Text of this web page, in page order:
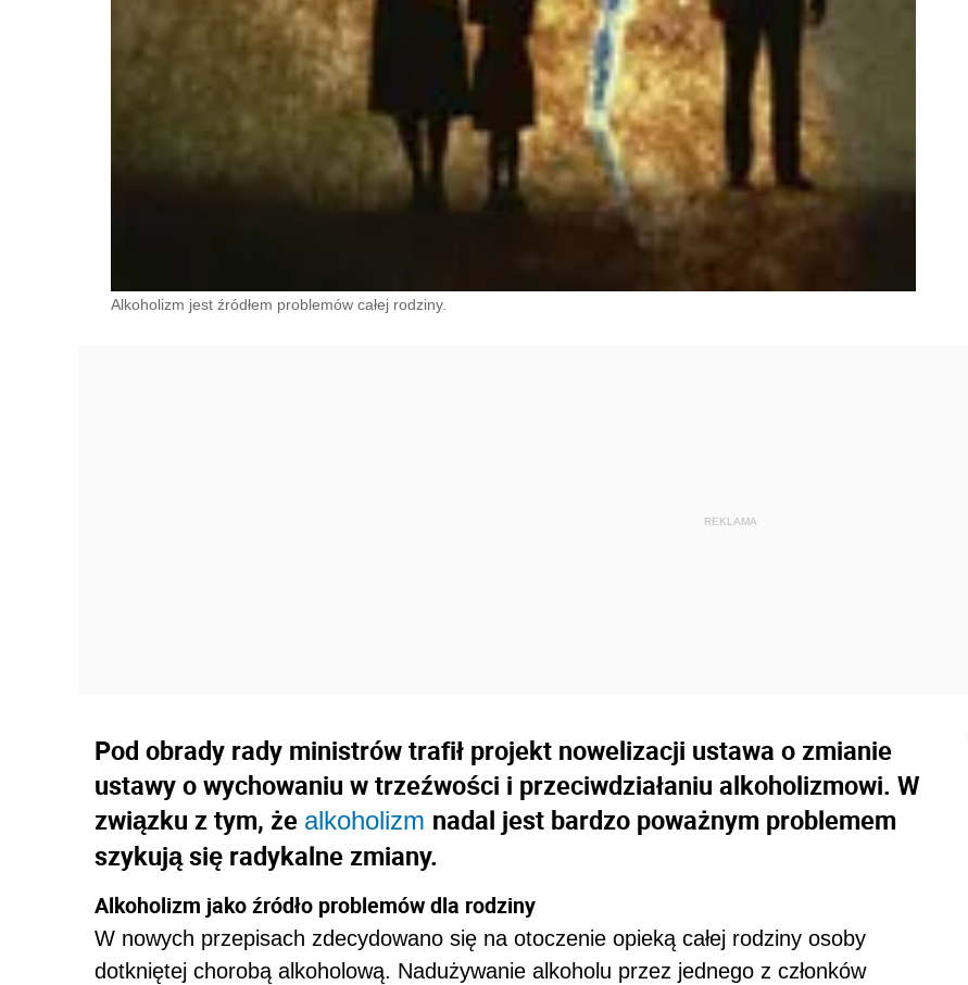
Alkoholizm jest źródłem problemów całej rodziny.
Pod obrady rady ministrów trafił projekt nowelizacji ustawa o zmianie
ustawy o wychowaniu w trzeźwości i przeciwdziałaniu alkoholizmowi. W
związku z tym, że alkoholizm nadal jest bardzo poważnym problemem
szykują się radykalne zmiany.
Alkoholizm jako źródło problemów dla rodziny
W nowych przepisach zdecydowano się na otoczenie opieką całej rodziny osoby
dotkniętej chorobą alkoholową. Nadużywanie alkoholu przez jednego z członków